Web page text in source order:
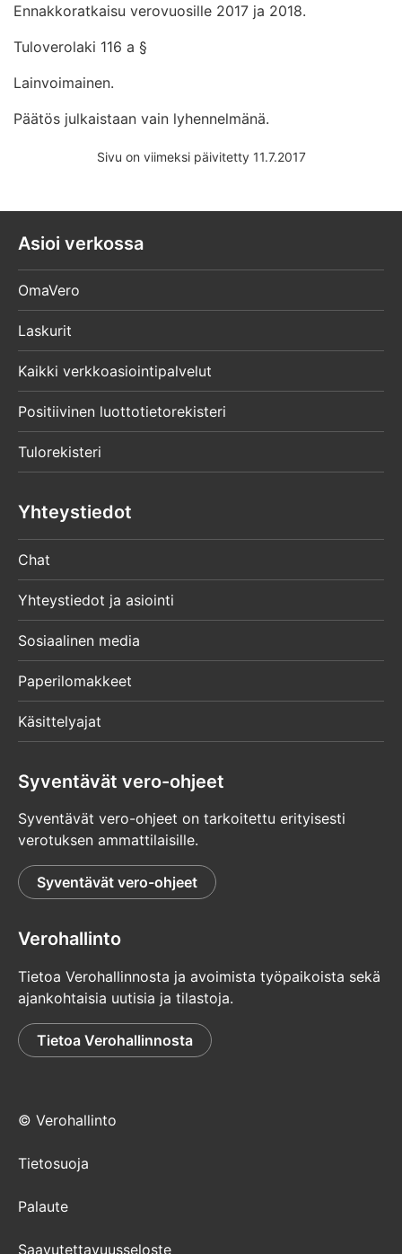
Ennakkoratkaisu verovuosille 2017 ja 2018.
Tuloverolaki 116 a §
Lainvoimainen.
Päätös julkaistaan vain lyhennelmänä.
Sivu on viimeksi päivitetty 11.7.2017
Asioi verkossa
OmaVero
Laskurit
Kaikki verkkoasiointipalvelut
Positiivinen luottotietorekisteri
Tulorekisteri
Yhteystiedot
Chat
Yhteystiedot ja asiointi
Sosiaalinen media
Paperilomakkeet
Käsittelyajat
Syventävät vero-ohjeet
Syventävät vero-ohjeet on tarkoitettu erityisesti
verotuksen ammattilaisille.
Syventävät vero-ohjeet
Verohallinto
Tietoa Verohallinnosta ja avoimista työpaikoista sekä
ajankohtaisia uutisia ja tilastoja.
Tietoa Verohallinnosta
© Verohallinto
Tietosuoja
Palaute
Saavutettavuusseloste